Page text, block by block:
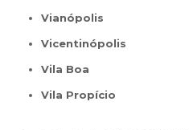
Vianópolis
Vicentinópolis
Vila Boa
Vila Propício